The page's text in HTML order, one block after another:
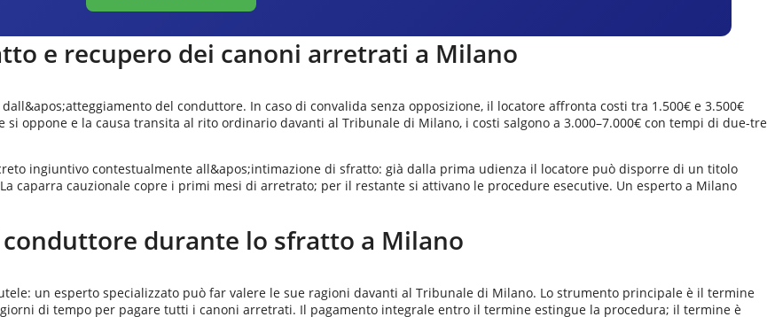
e recupero dei canoni arretrati a Milano
del conduttore. In caso di convalida senza opposizione, il locatore affronta costi tra 1.500€ e 3.500€
oppone e la causa transita al rito ordinario davanti al Tribunale di Milano, i costi salgono a 3.000–7.000€ con tempi di due-tre
ingiuntivo contestualmente all&apos;intimazione di sfratto: già dalla prima udienza il locatore può disporre di un titolo
caparra cauzionale copre i primi mesi di arretrato; per il restante si attivano le procedure esecutive. Un esperto a Milano
durante lo sfratto a Milano
un esperto specializzato può far valere le sue ragioni davanti al Tribunale di Milano. Lo strumento principale è il termine
di tempo per pagare tutti i canoni arretrati. Il pagamento integrale entro il termine estingue la procedura; il termine è